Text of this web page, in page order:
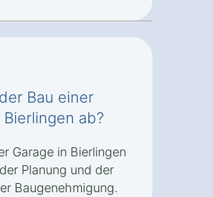
Bau einer
Bierlingen ab?
Garage in Bierlingen
Planung und der
Baugenehmigung.